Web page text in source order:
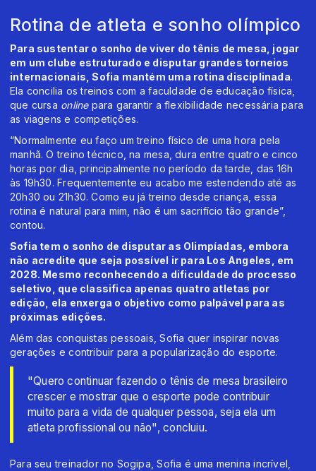
Rotina de atleta e sonho olímpico
Para sustentar o sonho de viver do tênis de mesa, jogar
em um clube estruturado e disputar grandes torneios
internacionais, Sofia mantém uma rotina disciplinada.
Ela concilia os treinos com a faculdade de educação física,
que cursa onlinepara garantir a flexibilidade necessária para
as viagens e competições.
“Normalmente eu faço um treino físico de uma hora pela
manhã. O treino técnico, na mesa, dura entre quatro e cinco
horas por dia, principalmente no período da tarde, das 16h
às 19h30. Frequentemente eu acabo me estendendo até as
20h30 ou 21h30. Como eu já treino desde criança, essa
rotina é natural para mim, não é um sacrifício tão grande”,
contou.
Sofia tem o sonho de disputar as Olimpíadas, embora
não acredite que seja possível ir para Los Angeles, em
2028. Mesmo reconhecendo a dificuldade do processo
seletivo, que classifica apenas quatro atletas por
edição, ela enxerga o objetivo como palpável para as
próximas edições.
Além das conquistas pessoais, Sofia quer inspirar novas
gerações e contribuir para a popularização do esporte.
"Quero continuar fazendo o tênis de mesa brasileiro
crescer e mostrar que o esporte pode contribuir
muito para a vida de qualquer pessoa, seja ela um
atleta profissional ou não", concluiu.
Para seu treinador no Sogipa, Sofia é uma menina incrível,